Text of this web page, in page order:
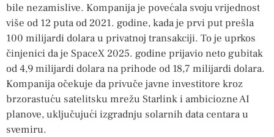
bile nezamislive. Kompanija je povećala svoju vrijednost
više od 12 puta od 2021. godine, kada je prvi put prešla
100 milijardi dolara u privatnoj transakciji. To je uprkos
činjenici da je SpaceX 2025. godine prijavio neto gubitak
od 4,9 milijardi dolara na prihode od 18,7 milijardi dolara.
Kompanija očekuje da privuče javne investitore kroz
brzorastuću satelitsku mrežu Starlink i ambiciozne AI
planove, uključujući izgradnju solarnih data centara u
svemiru.